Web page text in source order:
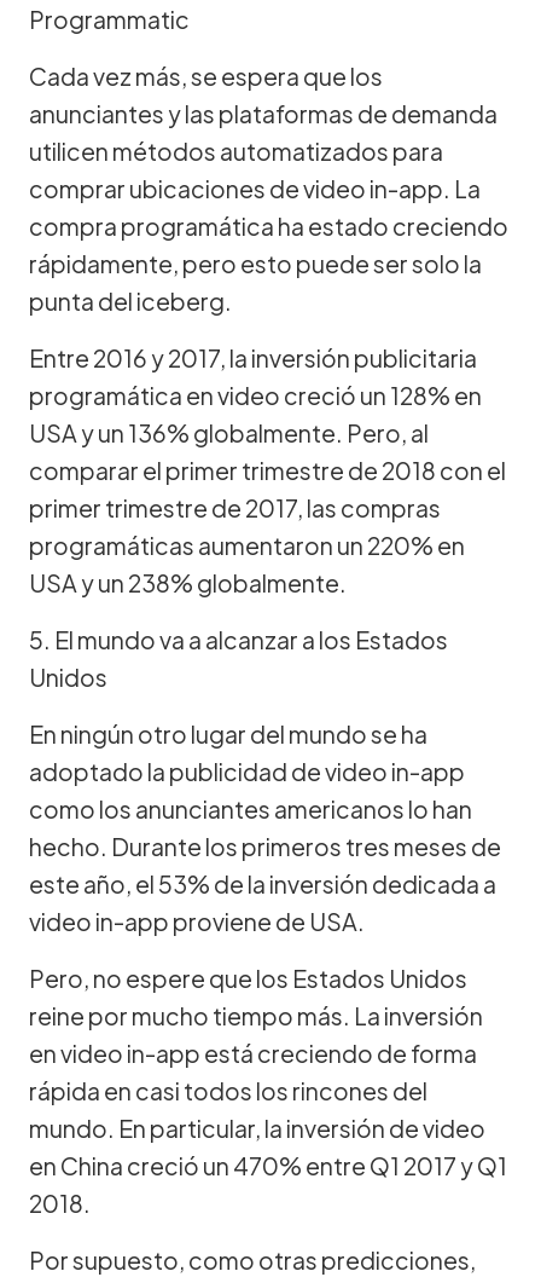
Programmatic
Cada vez más, se espera que los
anunciantes y las plataformas de demanda
utilicen métodos automatizados para
comprar ubicaciones de video in-app. La
compra programática ha estado creciendo
rápidamente, pero esto puede ser solo la
punta del iceberg.
Entre 2016 y 2017, la inversión publicitaria
programática en video creció un 128% en
USA y un 136% globalmente. Pero, al
comparar el primer trimestre de 2018 con el
primer trimestre de 2017, las compras
programáticas aumentaron un 220% en
USA y un 238% globalmente.
5. El mundo va a alcanzar a los Estados
Unidos
En ningún otro lugar del mundo se ha
adoptado la publicidad de video in-app
como los anunciantes americanos lo han
hecho. Durante los primeros tres meses de
este año, el 53% de la inversión dedicada a
video in-app proviene de USA.
Pero, no espere que los Estados Unidos
reine por mucho tiempo más. La inversión
en video in-app está creciendo de forma
rápida en casi todos los rincones del
mundo. En particular, la inversión de video
en China creció un 470% entre Q1 2017 y Q1
2018.
Por supuesto, como otras predicciones,